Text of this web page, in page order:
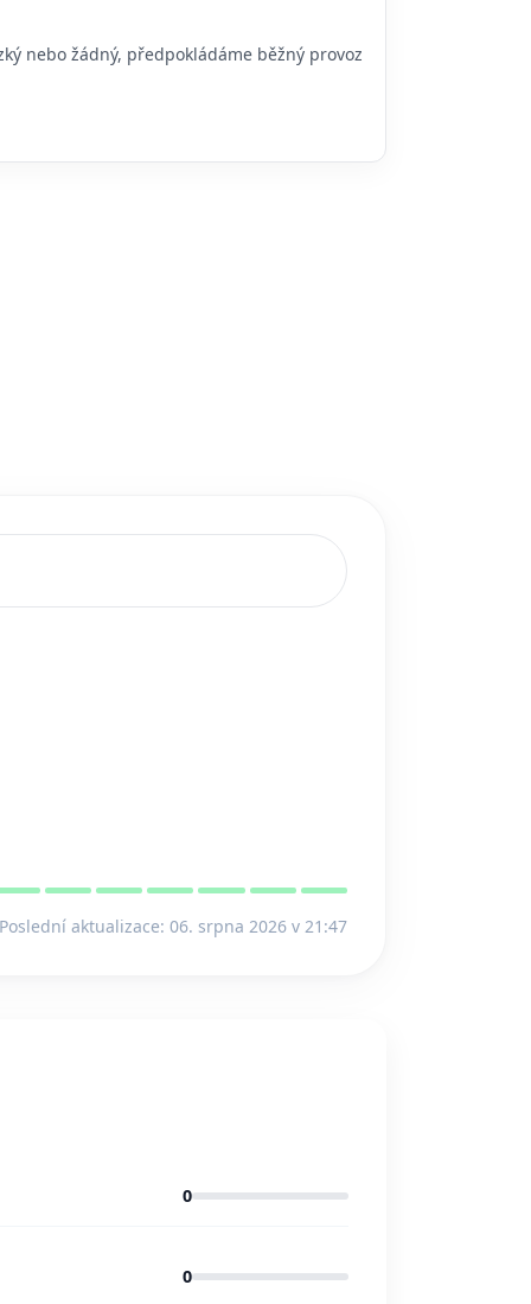
nebo žádný, předpokládáme běžný provoz
Poslední aktualizace: 06. srpna 2026 v 21:47
0
0